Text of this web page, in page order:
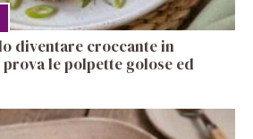
diventare croccante in
le polpette golose ed